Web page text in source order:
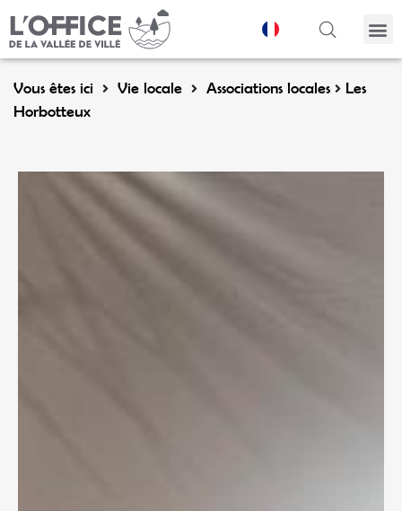
Vous êtes ici Vie locale Associations locales
Les
Horbotteux
Panneau de gestion des cookies